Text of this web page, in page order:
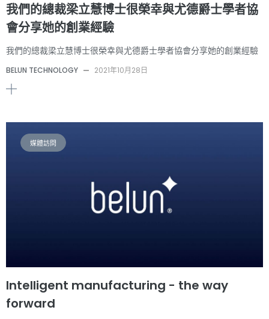
我們的總裁梁立慧博士很榮幸與尤德爵士學者協
會分享她的創業經驗
我們的總裁梁立慧博士很榮幸與尤德爵士學者協會分享她的創業經驗
BELUN TECHNOLOGY — 2021年10月28日
媒體訪問
Intelligent manufacturing - the way
forward